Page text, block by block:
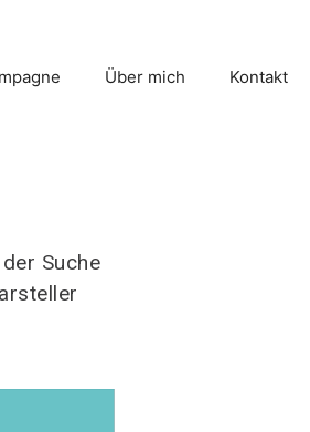
Über mich Kontakt
Suche